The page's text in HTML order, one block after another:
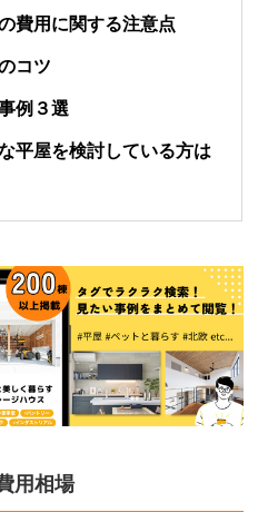
費用に関する注意点
コツ
例３選
平屋を検討している方は
用相場